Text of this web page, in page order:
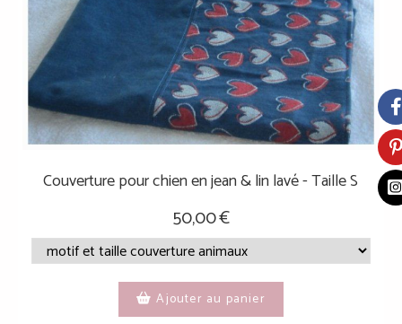
Couverture pour chien en jean & lin lavé - Taille S
50,00€
Ajouter au panier